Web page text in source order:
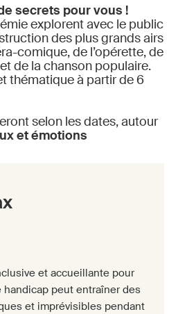
secrets pour vous !
explorent avec le public
des plus grands airs
comique, de l’opérette, de
de la chanson populaire.
thématique à partir de 6
selon les dates, autour
et émotions
et accueillante pour
peut entraîner des
et imprévisibles pendant